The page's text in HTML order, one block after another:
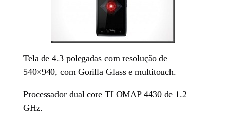
Tela de 4.3 polegadas com resolução de
540×940, com Gorilla Glass e multitouch.
Processador dual core TI OMAP 4430 de 1.2
GHz.